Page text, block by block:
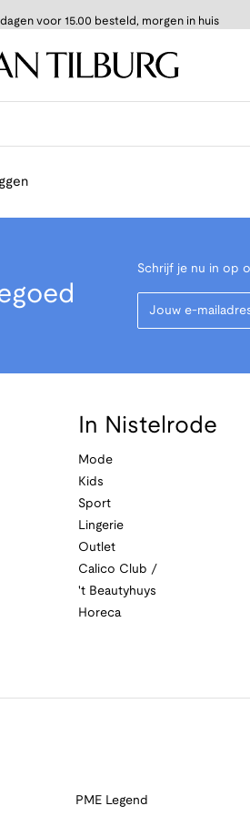
voor 15.00 besteld, morgen in huis
Schrijf je nu in op
Your Email
In Nistelrode
Mode
Kids
Sport
Lingerie
Outlet
Calico Club /
't Beautyhuys
Horeca
PME Legend